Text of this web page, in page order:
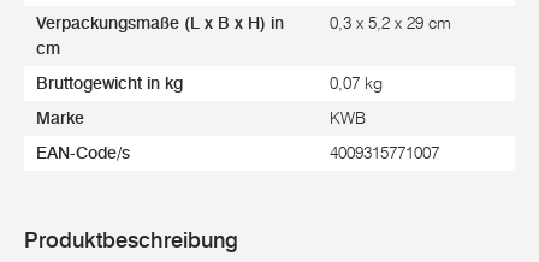
Verpackungsmaße (L x B x H) in
cm
0,3 x 5,2 x 29 cm
Bruttogewicht in kg 0,07 kg
Marke KWB
EAN-Code/s 4009315771007
Produktbeschreibung